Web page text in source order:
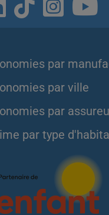
par
par ville
par
par type